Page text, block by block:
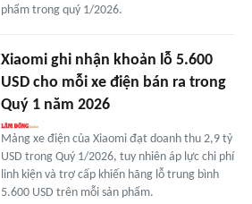
phẩm trong quý 1/2026.
Xiaomi ghi nhận khoản lỗ 5.600
USD cho mỗi xe điện bán ra trong
Quý 1 năm 2026
Mảng xe điện của Xiaomi đạt doanh thu 2,9 tỷ
USD trong Quý 1/2026, tuy nhiên áp lực chi phí
linh kiện và trợ cấp khiến hãng lỗ trung bình
5.600 USD trên mỗi sản phẩm.